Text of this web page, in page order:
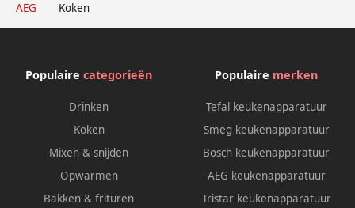
AEG Koken
Populaire categorieën
Drinken
Koken
Mixen & snijden
Opwarmen
Bakken & frituren
Populaire merken
Tefal keukenapparatuur
Smeg keukenapparatuur
Bosch keukenapparatuur
AEG keukenapparatuur
Tristar keukenapparatuur